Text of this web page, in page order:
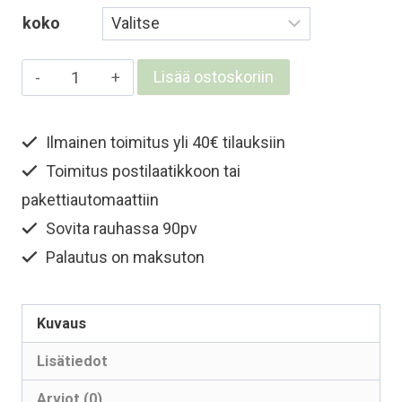
koko
Lasten
ja
merinokypärämyssy
kasvosuojalla
-
Farkunsininen
määrä
Lisää ostoskoriin
Ilmainen toimitus yli 40€ tilauksiin
Toimitus postilaatikkoon tai
pakettiautomaattiin
Sovita rauhassa 90pv
Palautus on maksuton
Kuvaus
Lisätiedot